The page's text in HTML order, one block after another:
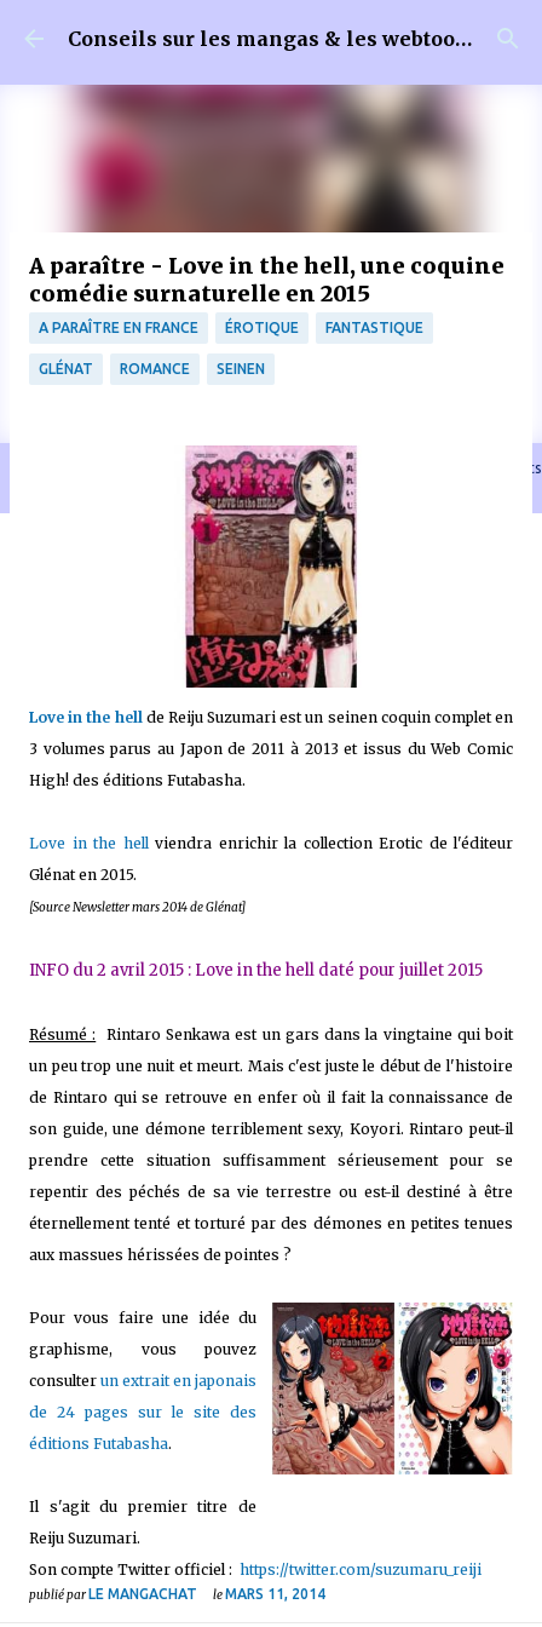
Accéder au contenu principal Conseils sur les mangas & les webtoons
🐈‍⬛ En tant que Partenaire Amazon, je réalise un bénéfice sur les achats
remplissant les conditions requises quand vous achetez sur Amazon.fr
A paraître - Love in the hell, une coquine
comédie surnaturelle en 2015
A PARAÎTRE EN FRANCE ÉROTIQUE FANTASTIQUE
GLÉNAT ROMANCE SEINEN
Love in the hell de Reiju Suzumari est un seinen coquin complet en
3 volumes parus au Japon de 2011 à 2013 et issus du Web Comic
High! des éditions Futabasha.
Love in the hellviendra enrichir la collection Erotic de l'éditeur
Glénat en 2015.
[Source Newsletter mars 2014 de Glénat]
INFO du 2 avril 2015 : Love in the hell daté pour juillet 2015
Résumé : Rintaro Senkawa est un gars dans la vingtaine qui boit
un peu trop une nuit et meurt. Mais c'est juste le début de l'histoire
de Rintaro qui se retrouve en enfer où il fait la connaissance de
son guide, une démone terriblement sexy, Koyori. Rintaro peut-il
prendre cette situation suffisamment sérieusement pour se
repentir des péchés de sa vie terrestre ou est-il destiné à être
éternellement tenté et torturé par des démones en petites tenues
aux massues hérissées de pointes ?
Pour vous faire une idée du
graphisme, vous pouvez
consulter un extrait en japonais
de 24 pages sur le site des
éditions Futabasha.
Il s'agit du premier titre de
Reiju Suzumari.
Son compte Twitter officiel : https://twitter.com/suzumaru_reiji
publié parLE MANGACHAT leMARS 11, 2014